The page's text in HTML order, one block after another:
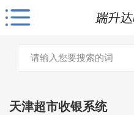
天津超市收银系统